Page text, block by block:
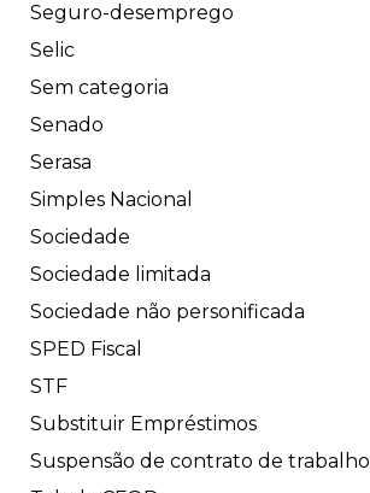
Seguro-desemprego
Selic
Sem categoria
Senado
Serasa
Simples Nacional
Sociedade
Sociedade limitada
Sociedade não personificada
SPED Fiscal
STF
Substituir Empréstimos
Suspensão de contrato de trabalho